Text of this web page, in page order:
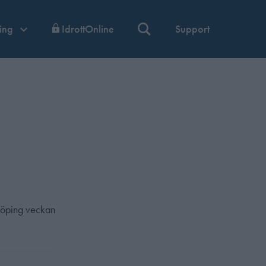
IdrottOnline Support
veckan